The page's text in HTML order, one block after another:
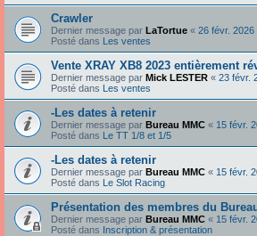
Crawler
Dernier message par LaTortue « 26 févr. 2026
Posté dans Les ventes
Vente XRAY XB8 2023 entièrement
Dernier message par Mick LESTER « 23 févr.
Posté dans Les ventes
-Les dates à retenir
Dernier message par Bureau MMC « 15 févr.
Posté dans Le TT 1/8 et 1/5
-Les dates à retenir
Dernier message par Bureau MMC « 15 févr.
Posté dans Le Slot Racing
Présentation des membres du
Dernier message par Bureau MMC « 15 févr.
Posté dans Inscription & présentation